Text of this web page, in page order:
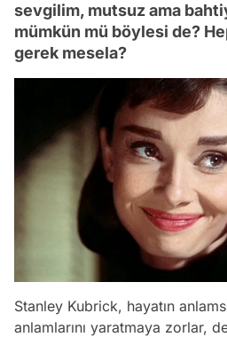
sevgilim, mutsuz ama
mümkün mü böylesi de?
gerek mesela?
Stanley Kubrick, hayatın
anlamlarını yaratmaya zorlar,